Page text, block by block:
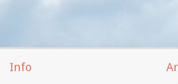
Info